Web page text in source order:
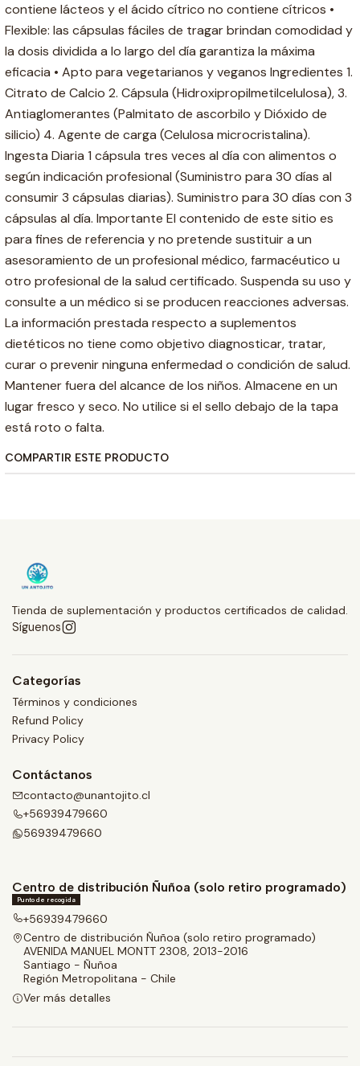
contiene lácteos y el ácido cítrico no contiene cítricos •
Flexible: las cápsulas fáciles de tragar brindan comodidad y
la dosis dividida a lo largo del día garantiza la máxima
eficacia • Apto para vegetarianos y veganos Ingredientes 1.
Citrato de Calcio 2. Cápsula (Hidroxipropilmetilcelulosa), 3.
Antiaglomerantes (Palmitato de ascorbilo y Dióxido de
silicio) 4. Agente de carga (Celulosa microcristalina).
Ingesta Diaria 1 cápsula tres veces al día con alimentos o
según indicación profesional (Suministro para 30 días al
consumir 3 cápsulas diarias). Suministro para 30 días con 3
cápsulas al día. Importante El contenido de este sitio es
para fines de referencia y no pretende sustituir a un
asesoramiento de un profesional médico, farmacéutico u
otro profesional de la salud certificado. Suspenda su uso y
consulte a un médico si se producen reacciones adversas.
La información prestada respecto a suplementos
dietéticos no tiene como objetivo diagnosticar, tratar,
curar o prevenir ninguna enfermedad o condición de salud.
Mantener fuera del alcance de los niños. Almacene en un
lugar fresco y seco. No utilice si el sello debajo de la tapa
está roto o falta.
COMPARTIR ESTE PRODUCTO
Tienda de suplementación y productos certificados de calidad.
Síguenos
Categorías
Términos y condiciones
Refund Policy
Privacy Policy
Contáctanos
contacto@unantojito.cl
+56939479660
56939479660
Centro de distribución Ñuñoa (solo retiro programado)
Punto de recogida
+56939479660
Centro de distribución Ñuñoa (solo retiro programado)
AVENIDA MANUEL MONTT 2308, 2013-2016
Santiago - Ñuñoa
Región Metropolitana - Chile
Ver más detalles